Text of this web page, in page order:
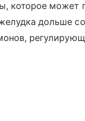
которое может
дольше